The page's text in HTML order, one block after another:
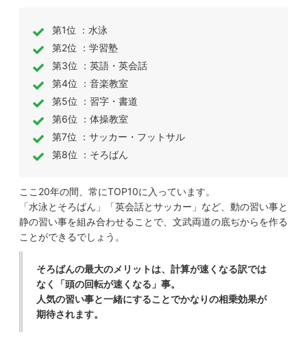
第1位 ：水泳
第2位 ：学習塾
第3位 ：英語・英会話
第4位 ：音楽教室
第5位 ：習字・書道
第6位 ：体操教室
第7位 ：サッカー・フットサル
第8位 ：そろばん
ここ20年の間、常にTOP10に入っています。
「水泳とそろばん」「英会話とサッカー」など、動の習い事と
静の習い事を組み合わせることで、文武両道の底ぢからを作る
ことができるでしょう。
そろばんの最大のメリットは、計算が速くなる訳では
なく「頭の回転が速くなる」事。
人気の習い事と一緒にすることでかなりの相乗効果が
期待されます。